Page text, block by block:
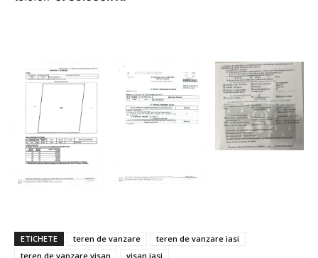
INFO IAȘI
ETICHETE teren de vanzare
teren de vanzare iasi
teren de vanzare visan
visan iasi